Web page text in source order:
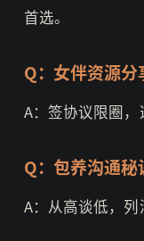
首选。
Q：女伴资源分
A：签协议限圈，
Q：包养沟通秘
A：从高谈低，列